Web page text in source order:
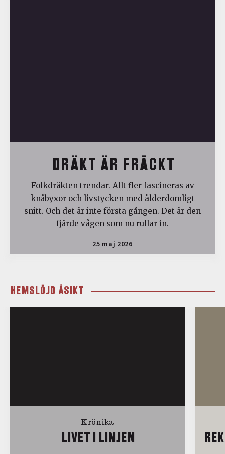
DRÄKT ÄR FRÄCKT
Folkdräkten trendar. Allt fler fascineras av
knäbyxor och livstycken med ålderdomligt
snitt. Och det är inte första gången. Det är den
fjärde vågen som nu rullar in.
25 maj 2026
HEMSLÖJD ÅSIKT
Krönika
LIVET I LINJEN